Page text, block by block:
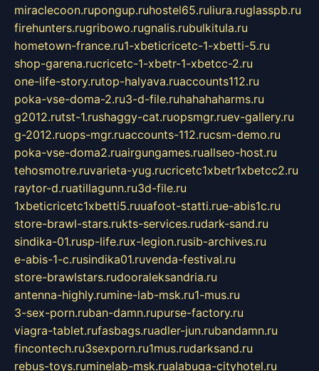
miraclecoon.rupongup.ruhostel65.ruliura.ruglasspb.ru
firehunters.rugribowo.rugnalis.rubulkitula.ru
hometown-france.ru1-xbeticricetc-1-xbetti-5.ru
shop-garena.rucricetc-1-xbetr-1-xbetcc-2.ru
one-life-story.rutop-halyava.ruaccounts112.ru
poka-vse-doma-2.ru3-d-file.ruhahahaharms.ru
g2012.rutst-1.rushaggy-cat.ruopsmgr.ruev-gallery.ru
g-2012.ruops-mgr.ruaccounts-112.rucsm-demo.ru
poka-vse-doma2.ruairgungames.ruallseo-host.ru
tehosmotre.ruvarieta-yug.rucricetc1xbetr1xbetcc2.ru
raytor-d.ruatillagunn.ru3d-file.ru
1xbeticricetc1xbetti5.ruuafoot-statti.rue-abis1c.ru
store-brawl-stars.rukts-services.rudark-sand.ru
sindika-01.rusp-life.rux-legion.rusib-archives.ru
e-abis-1-c.rusindika01.ruvenda-festival.ru
store-brawlstars.rudooraleksandria.ru
antenna-highly.rumine-lab-msk.ru1-mus.ru
3-sex-porn.ruban-damn.rupurse-factory.ru
viagra-tablet.rufasbags.ruadler-jun.rubandamn.ru
fincontech.ru3sexporn.ru1mus.rudarksand.ru
rebus-toys.ruminelab-msk.rualabuga-cityhotel.ru